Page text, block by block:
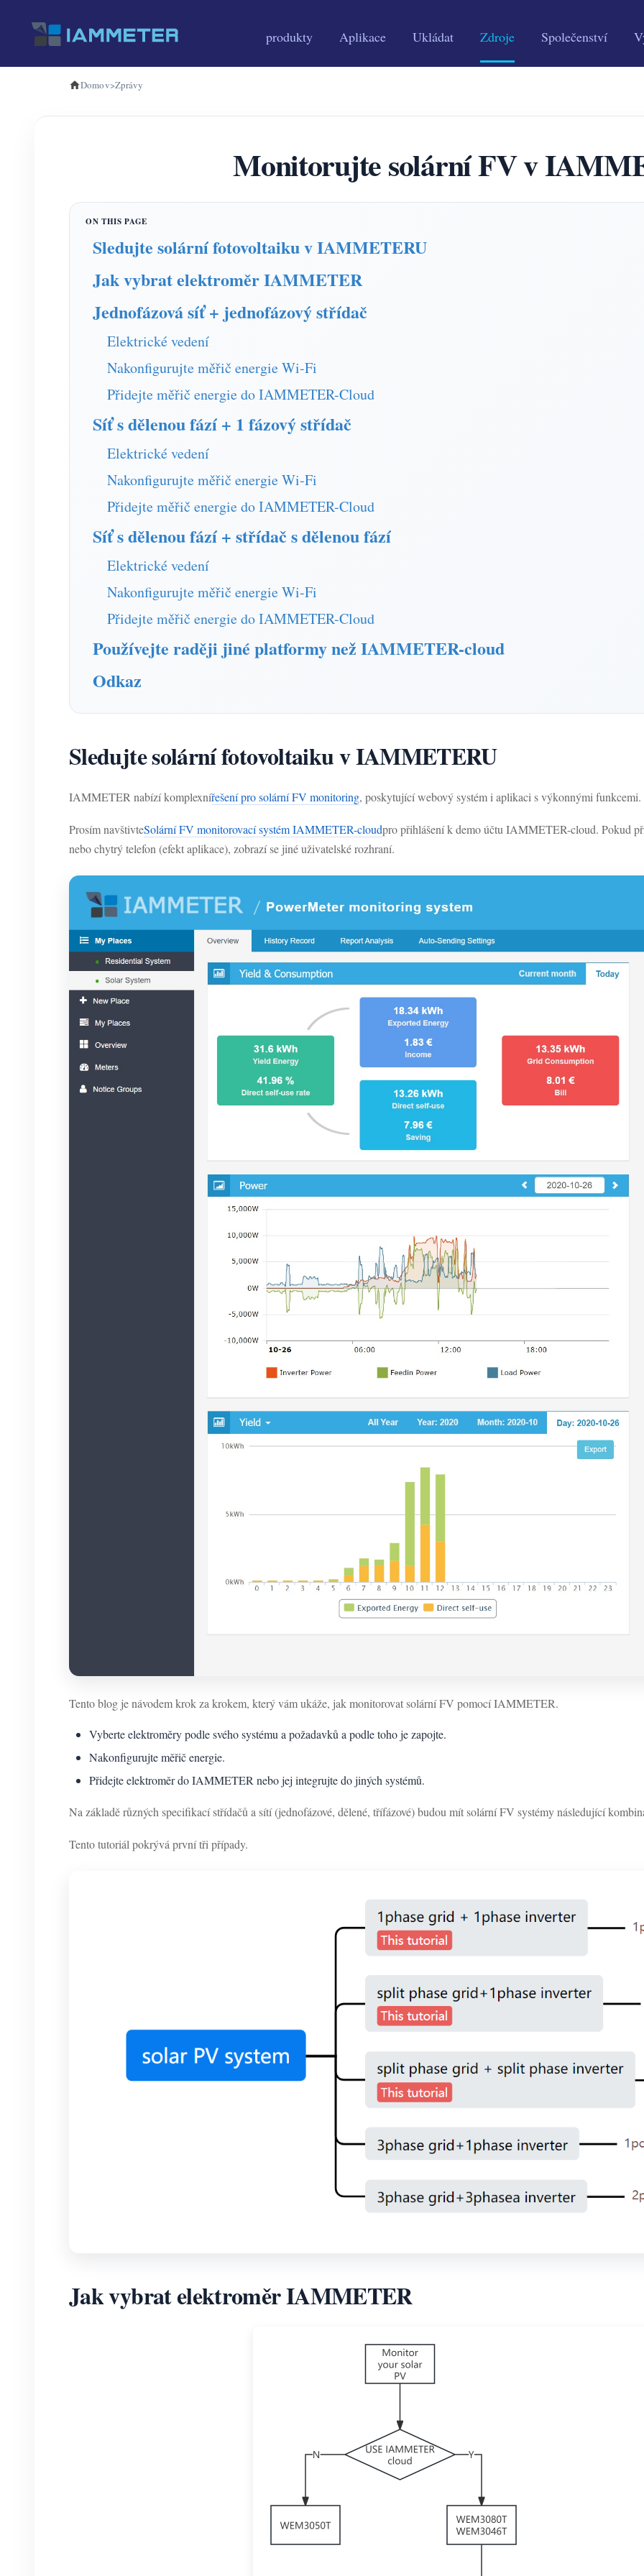
produkty Aplikace Ukládat Zdroje Společenství
Domov>Zprávy
Monitorujte solární FV v
Sledujte solární fotovoltaiku v IAMMETERU
Jak vybrat elektroměr IAMMETER
Jednofázová síť + jednofázový střídač
Elektrické vedení
Nakonfigurujte měřič energie Wi-Fi
Přidejte měřič energie do IAMMETER-Cloud
Síť s dělenou fází + 1 fázový střídač
Elektrické vedení
Nakonfigurujte měřič energie Wi-Fi
Přidejte měřič energie do IAMMETER-Cloud
Síť s dělenou fází + střídač s dělenou fází
Elektrické vedení
Nakonfigurujte měřič energie Wi-Fi
Přidejte měřič energie do IAMMETER-Cloud
Používejte raději jiné platformy než IAMMETER-cloud
Odkaz
Sledujte solární fotovoltaiku v IAMMETERU
IAMMETER nabízí komplexnířešení pro solární FV monitoring, poskytující webový systém i aplikaci s výkonnými funkcemi.
Prosím navštivteSolární FV monitorovací systém IAMMETER-cloudpro přihlášení k demo účtu IAMMETER-cloud. Pokud
nebo chytrý telefon (efekt aplikace), zobrazí se jiné uživatelské rozhraní.
Tento blog je návodem krok za krokem, který vám ukáže, jak monitorovat solární FV pomocí IAMMETER.
Vyberte elektroměry podle svého systému a požadavků a podle toho je zapojte.
Nakonfigurujte měřič energie.
Přidejte elektroměr do IAMMETER nebo jej integrujte do jiných systémů.
Na základě různých specifikací střídačů a sítí (jednofázové, dělené, třífázové) budou mít solární FV systémy následující
Tento tutoriál pokrývá první tři případy.
Jak vybrat elektroměr IAMMETER